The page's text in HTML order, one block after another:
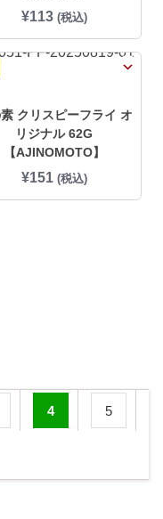
¥113 (税込)
クリスピーフライ オ
リジナル 62G
【AJINOMOTO】
¥151 (税込)
4 5